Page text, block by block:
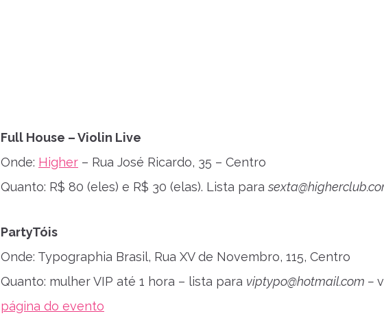
Full House – Violin Live
Onde: Higher – Rua José Ricardo, 35 – Centro
Quanto: R$ 80 (eles) e R$ 30 (elas). Lista para
PartyTóis
Onde: Typographia Brasil, Rua XV de Novembro, 115, Centro
Quanto: mulher VIP até 1 hora – lista para viptypo@hotmail.com –
página do evento